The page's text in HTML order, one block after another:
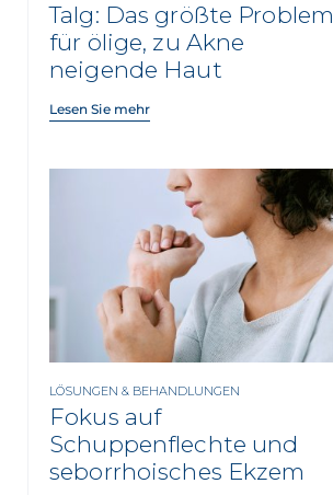
Talg: Das größte Problem
für ölige, zu Akne
neigende Haut
Lesen Sie mehr
LÖSUNGEN & BEHANDLUNGEN
Fokus auf
Schuppenflechte und
seborrhoisches Ekzem